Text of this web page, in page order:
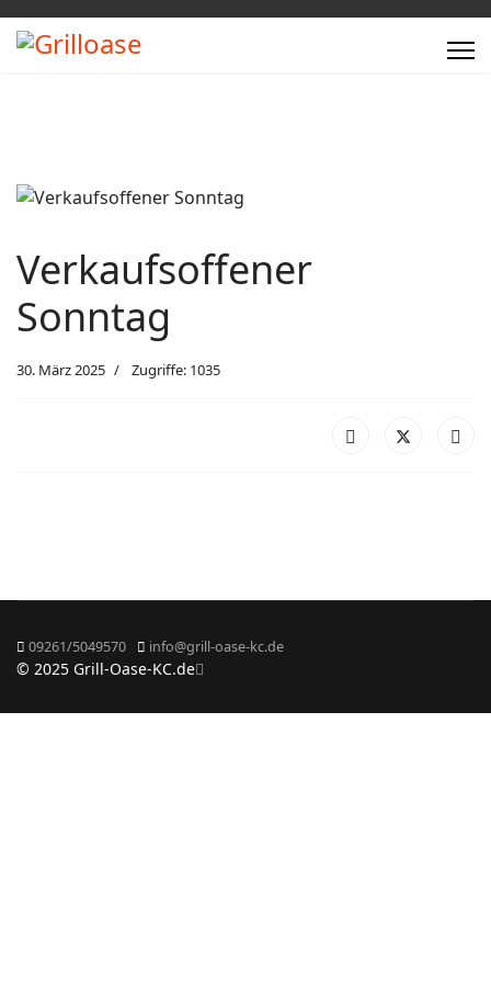
Verkaufsoffener
Sonntag
30. März 2025 Zugriffe: 1035
09261/5049570 info@grill-oase-kc.de
© 2025 Grill-Oase-KC.de